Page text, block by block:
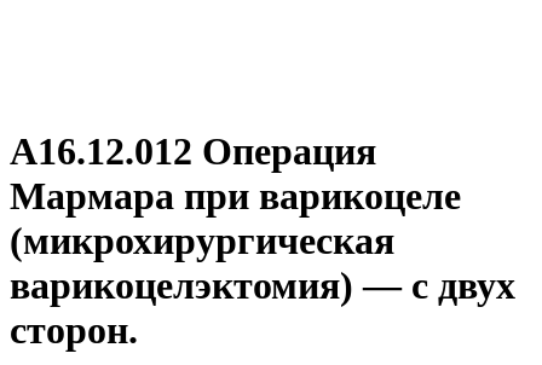
A16.12.012 Операция
Мармара при варикоцеле
(микрохирургическая
варикоцелэктомия) — с двух
сторон.